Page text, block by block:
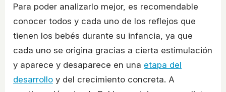
Para poder analizarlo mejor, es recomendable
conocer todos y cada uno de los reflejos que
tienen los bebés durante su infancia, ya que
cada uno se origina gracias a cierta estimulación
y aparece y desaparece en una etapa del
desarrollo y del crecimiento concreta. A